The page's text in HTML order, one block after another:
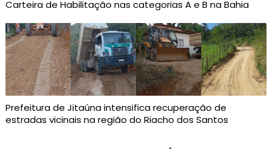
Carteira de Habilitação nas categorias A e B na Bahia
Prefeitura de Jitaúna intensifica recuperação de
estradas vicinais na região do Riacho dos Santos